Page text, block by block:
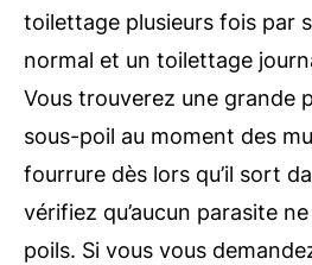
toilettage plusieurs fois par
normal et un toilettage
Vous trouverez une grande
sous-poil au moment des
fourrure dès lors qu’il sort
vérifiez qu’aucun parasite
poils. Si vous vous